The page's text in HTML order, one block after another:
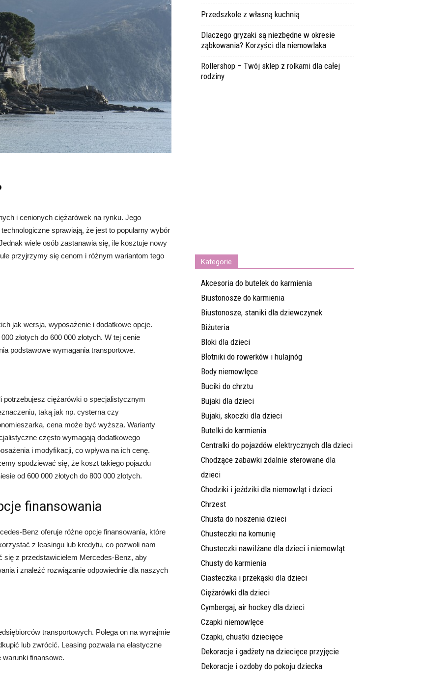
i cenionych ciężarówek na rynku. Jego
sprawiają, że jest to popularny wybór
wiele osób zastanawia się, ile kosztuje nowy
przyjrzymy się cenom i różnym wariantom tego
jak wersja, wyposażenie i dodatkowe opcje.
złotych do 600 000 złotych. W tej cenie
podstawowe wymagania transportowe.
potrzebujesz ciężarówki o specjalistycznym
taką jak np. cysterna czy
cena może być wyższa. Warianty
często wymagają dodatkowego
i modyfikacji, co wpływa na ich cenę.
spodziewać się, że koszt takiego pojazdu
od 600 000 złotych do 800 000 złotych.
finansowania
Benz oferuje różne opcje finansowania, które
z leasingu lub kredytu, co pozwoli nam
się z przedstawicielem Mercedes-Benz, aby
i znaleźć rozwiązanie odpowiednie dla naszych
transportowych. Polega on na wynajmie
lub zwrócić. Leasing pozwala na elastyczne
finansowe.
Przedszkole z własną kuchnią
Dlaczego gryzaki są niezbędne w okresie
ząbkowania? Korzyści dla niemowlaka
Rollershop – Twój sklep z rolkami dla całej
rodziny
Kategorie
Akcesoria do butelek do karmienia
Biustonosze do karmienia
Biustonosze, staniki dla dziewczynek
Biżuteria
Bloki dla dzieci
Błotniki do rowerków i hulajnóg
Body niemowlęce
Buciki do chrztu
Bujaki dla dzieci
Bujaki, skoczki dla dzieci
Butelki do karmienia
Centralki do pojazdów elektrycznych dla dzieci
Chodzące zabawki zdalnie sterowane dla
dzieci
Chodziki i jeździki dla niemowląt i dzieci
Chrzest
Chusta do noszenia dzieci
Chusteczki na komunię
Chusteczki nawilżane dla dzieci i niemowląt
Chusty do karmienia
Ciasteczka i przekąski dla dzieci
Ciężarówki dla dzieci
Cymbergaj, air hockey dla dzieci
Czapki niemowlęce
Czapki, chustki dziecięce
Dekoracje i gadżety na dziecięce przyjęcie
Dekoracje i ozdoby do pokoju dziecka